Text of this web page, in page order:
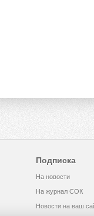
Подписка
На новости
На журнал СОК
Новости на ваш